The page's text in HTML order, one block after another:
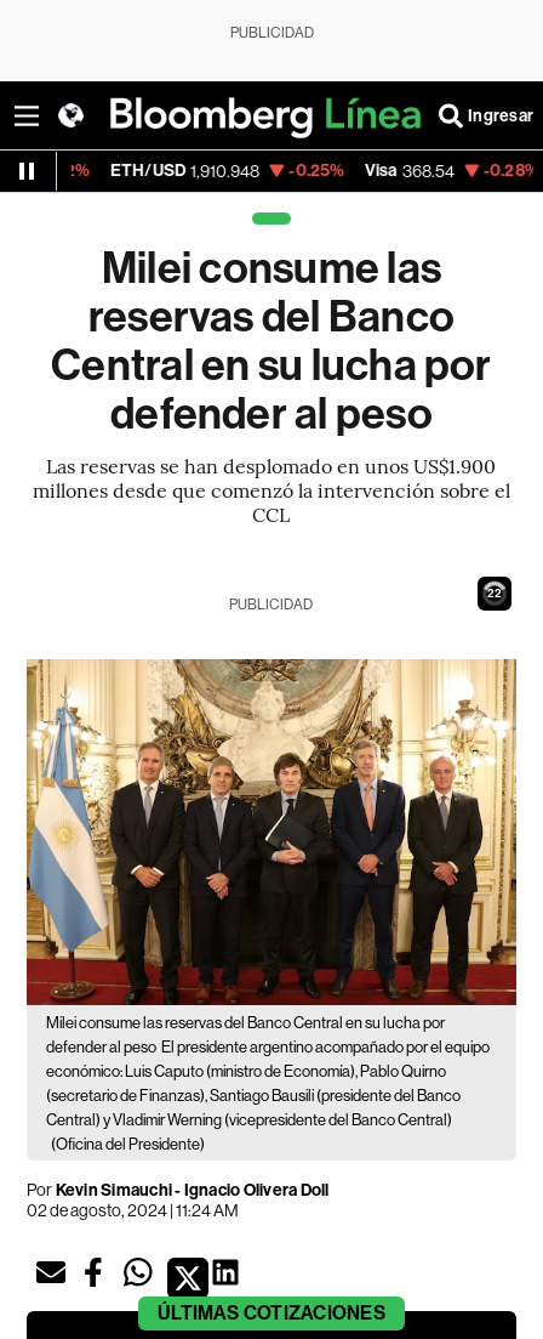
PUBLICIDAD
Ingresar
ETH/USD 1,910.948 -0.25% Visa 368.54 -0.28%
Milei consume las
reservas del Banco
Central en su lucha por
defender al peso
Las reservas se han desplomado en unos US$1.900
millones desde que comenzó la intervención sobre el
CCL
21
PUBLICIDAD
Milei consume las reservas del Banco Central en su lucha por
defender al peso El presidente argentino acompañado por el equipo
económico: Luis Caputo (ministro de Economía), Pablo Quirno
(secretario de Finanzas), Santiago Bausili (presidente del Banco
Central) y Vladimir Werning (vicepresidente del Banco Central)
(Oficina del Presidente)
PorKevin Simauchi - Ignacio Olivera Doll
02 de agosto, 2024 | 11:24 AM
ÚLTIMAS COTIZACIONES